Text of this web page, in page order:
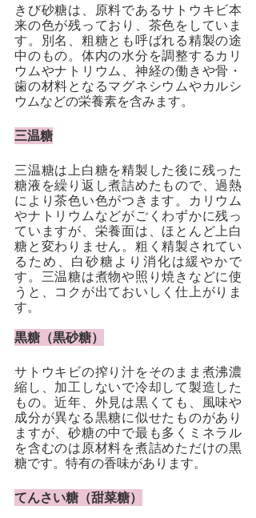
きび砂糖は、原料であるサトウキビ本
来の色が残っており、茶色をしていま
す。別名、粗糖とも呼ばれる精製の途
中のもの。体内の水分を調整するカリ
ウムやナトリウム、神経の働きや骨・
歯の材料となるマグネシウムやカルシ
ウムなどの栄養素を含みます。
三温糖
三温糖は上白糖を精製した後に残った
糖液を繰り返し煮詰めたもので、過熱
により茶色い色がつきます。カリウム
やナトリウムなどがごくわずかに残っ
ていますが、栄養面は、ほとんど上白
糖と変わりません。粗く精製されてい
るため、白砂糖より消化は緩やかで
す。三温糖は煮物や照り焼きなどに使
うと、コクが出ておいしく仕上がりま
す。
黒糖（黒砂糖）
サトウキビの搾り汁をそのまま煮沸濃
縮し、加工しないで冷却して製造した
もの。近年、外見は黒くても、風味や
成分が異なる黒糖に似せたものがあり
ますが、砂糖の中で最も多くミネラル
を含むのは原材料を煮詰めただけの黒
糖です。特有の香味があります。
てんさい糖（甜菜糖）